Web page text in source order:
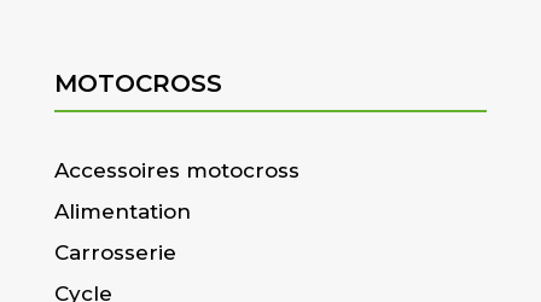
MOTOCROSS
Accessoires motocross
Alimentation
Carrosserie
Cycle